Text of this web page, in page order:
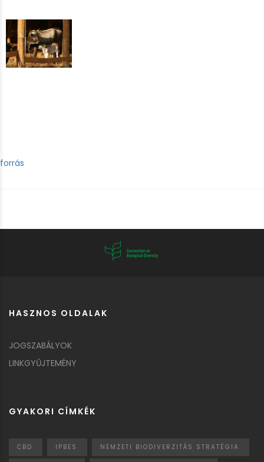
forrás
HASZNOS OLDALAK
JOGSZABÁLYOK
LINKGYŰJTEMÉNY
GYAKORI CÍMKÉK
CBD IPBES NEMZETI BIODIVERZITÁS STRATÉGIA